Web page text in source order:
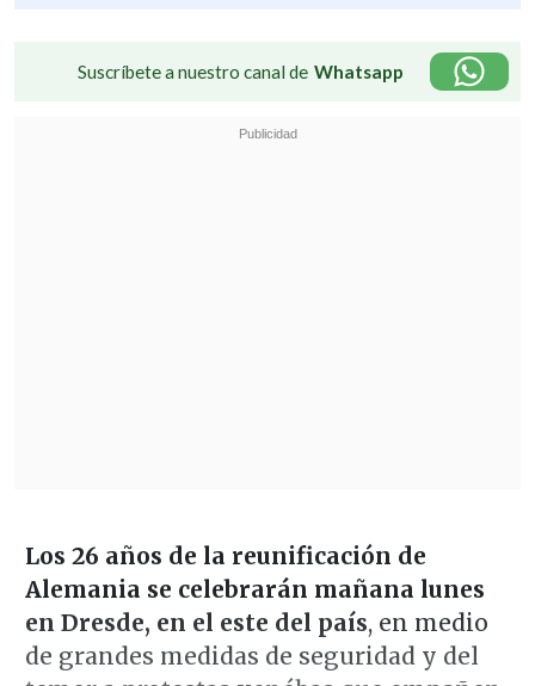
Suscríbete a nuestro canal de Whatsapp
Los 26 años de la reunificación de
Alemania se celebrarán mañana lunes
en Dresde, en el este del país, en medio
de grandes medidas de seguridad y del